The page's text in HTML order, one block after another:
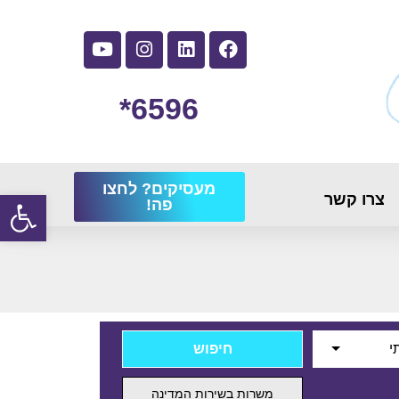
6596*
צרו קשר
מעסיקים? לחצו
פה!
משרות בשירות המדינה